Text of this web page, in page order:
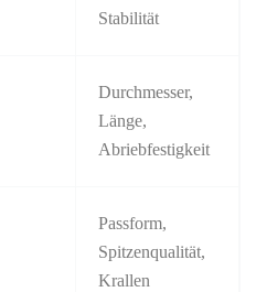
Stabilität
Durchmesser,
Länge,
Abriebfestigkeit
Passform,
Spitzenqualität,
Krallen